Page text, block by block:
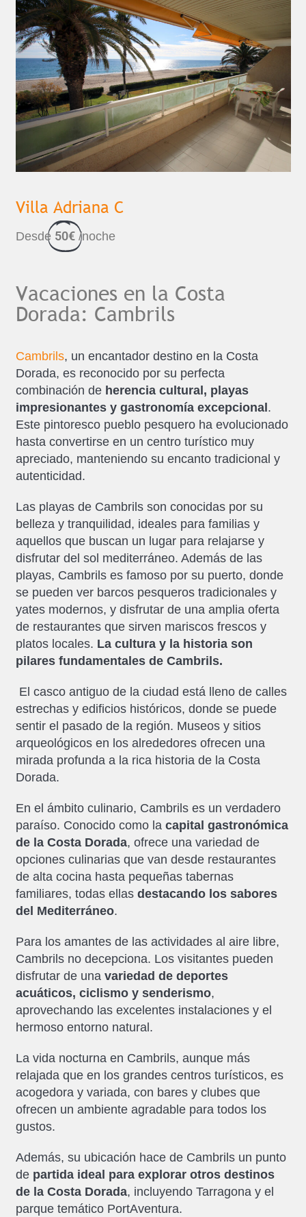
Villa Adriana C
Desde 50€ /noche
Vacaciones en la Costa
Dorada: Cambrils
Cambrils, un encantador destino en la Costa
Dorada, es reconocido por su perfecta
combinación de herencia cultural, playas
impresionantes y gastronomía excepcional .
Este pintoresco pueblo pesquero ha evolucionado
hasta convertirse en un centro turístico muy
apreciado, manteniendo su encanto tradicional y
autenticidad.
Las playas de Cambrils son conocidas por su
belleza y tranquilidad, ideales para familias y
aquellos que buscan un lugar para relajarse y
disfrutar del sol mediterráneo. Además de las
playas, Cambrils es famoso por su puerto, donde
se pueden ver barcos pesqueros tradicionales y
yates modernos, y disfrutar de una amplia oferta
de restaurantes que sirven mariscos frescos y
platos locales. La cultura y la historia son
pilares fundamentales de Cambrils.
El casco antiguo de la ciudad está lleno de calles
estrechas y edificios históricos, donde se puede
sentir el pasado de la región. Museos y sitios
arqueológicos en los alrededores ofrecen una
mirada profunda a la rica historia de la Costa
Dorada.
En el ámbito culinario, Cambrils es un verdadero
paraíso. Conocido como la capital gastronómica
de la Costa Dorada, ofrece una variedad de
opciones culinarias que van desde restaurantes
de alta cocina hasta pequeñas tabernas
familiares, todas ellas destacando los sabores
del Mediterráneo.
Para los amantes de las actividades al aire libre,
Cambrils no decepciona. Los visitantes pueden
disfrutar de una variedad de deportes
acuáticos, ciclismo y senderismo,
aprovechando las excelentes instalaciones y el
hermoso entorno natural.
La vida nocturna en Cambrils, aunque más
relajada que en los grandes centros turísticos, es
acogedora y variada, con bares y clubes que
ofrecen un ambiente agradable para todos los
gustos.
Además, su ubicación hace de Cambrils un punto
de partida ideal para explorar otros destinos
de la Costa Dorada, incluyendo Tarragona y el
parque temático PortAventura.